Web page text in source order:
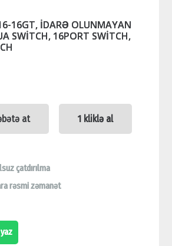
16GT, İDARƏ OLUNMAYAN
SWİTCH, 16PORT SWİTCH,
at 1 kliklə al
çatdırılma
rəsmi zəmanət